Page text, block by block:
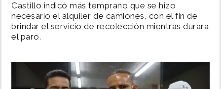
POLÍTICA
DEPORTES
Castillo indicó más temprano que se hizo
necesario el alquiler de camiones, con el fin de
brindar el servicio de recolección mientras durara
el paro.